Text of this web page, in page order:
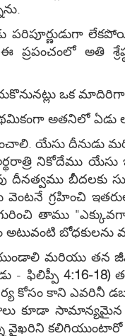
అతి
ఒక మాదిరిగా
అతనిలో ఏడు
యేసు దీనుడు
నికోదేము యేసు
బీదలకు
వెంటనే గ్రహించి
తాము
బోధకులను
మరియు తన
- ఫిలిప్పీ 4:16-18)
కాని ఎవరినీ
కూడా సామాన్యమైన
కలిగియుంటారో